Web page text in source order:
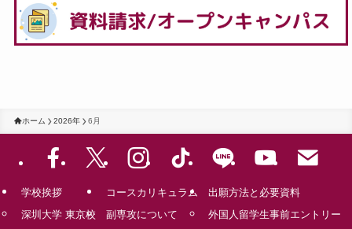
ホーム 2026年 6月
学校挨拶
深圳大学 東京校
コースカリキュラム
副専攻について
出願方法と必要資料
外国人留学生事前エントリー